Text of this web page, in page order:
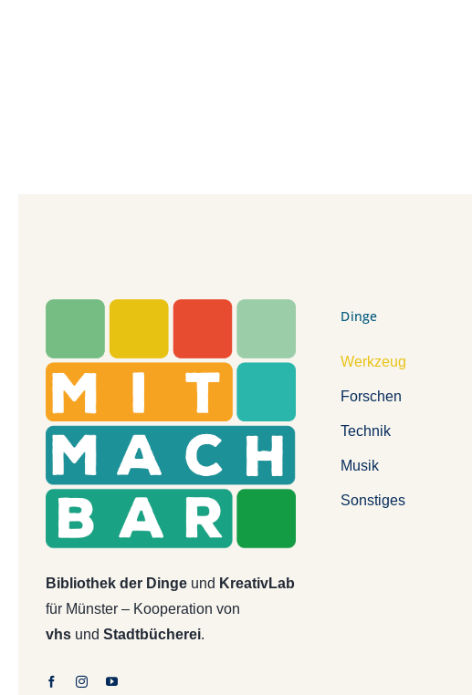
Bibliothek der Dingeund KreativLab
für Münster – Kooperation von
vhsund Stadtbücherei.
Dinge
Werkzeug
Forschen
Technik
Musik
Sonstiges